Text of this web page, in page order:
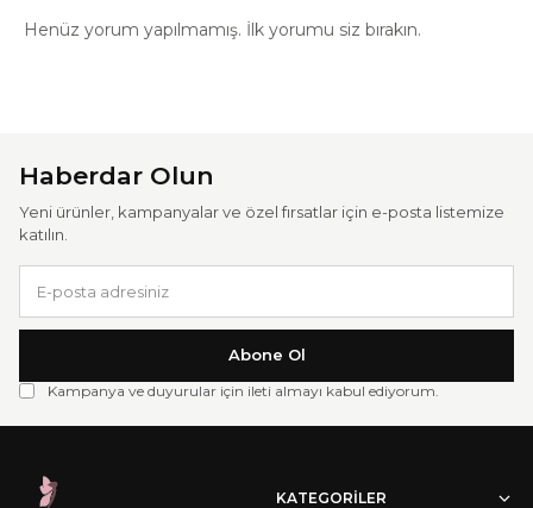
Henüz yorum yapılmamış. İlk yorumu siz bırakın.
Haberdar Olun
Yeni ürünler, kampanyalar ve özel fırsatlar için e-posta listemize
katılın.
Abone Ol
Kampanya ve duyurular için ileti almayı kabul ediyorum.
KATEGORILER